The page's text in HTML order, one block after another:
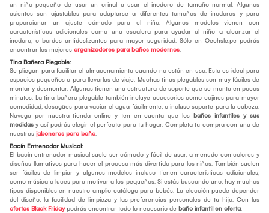
un niño pequeño de usar un orinal a usar el inodoro de tamaño normal. Algunos
asientos son ajustables para adaptarse a diferentes tamaños de inodoros y para
proporcionar un ajuste cómodo para el niño. Algunos modelos vienen con
características adicionales como una escalera para ayudar al niño a alcanzar el
inodoro, o bordes antideslizantes para mayor seguridad. Sólo en Oechsle.pe podrás
encontrar los mejores organizadores para baños modernos.
Tina Bañera Plegable:
Se pliegan para facilitar el almacenamiento cuando no están en uso. Esto es ideal para
espacios pequeños o para llevarlas de viaje. Muchas tinas plegables son muy fáciles de
montar y desmontar. Algunas tienen una estructura de soporte que se monta en pocos
minutos. La tina bañera plegable también incluye accesorios como cojines para mayor
comodidad, desagües para vaciar el agua fácilmente, o incluso soporte para la cabeza.
Navega por nuestra tienda online y ten en cuenta que los baños infantiles y sus
medidas y así podrás elegir el perfecto para tu hogar. Completa tu compra con una de
nuestras jaboneras para baño.
Bacín Entrenador Musical:
El bacín entrenador musical suele ser cómodo y fácil de usar, a menudo con colores y
diseños llamativos para hacer el proceso más divertido para los niños. También suelen
ser fáciles de limpiar y algunos modelos incluso tienen características adicionales,
como música o luces para motivar a los pequeños. Si estás buscando uno, hay muchos
tipos disponibles en nuestro amplio catálogo para bebés. La elección puede depender
del diseño, la facilidad de limpieza y las preferencias personales de tu hijo. Con las
ofertas Black Fridaypodrás encontrar todo lo necesario de baño infantil en oferta.